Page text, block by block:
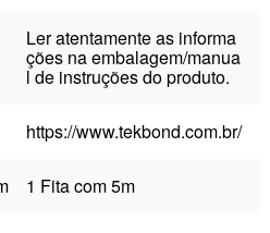
Ler atentamente as informa
ções na embalagem/manua
l de instruções do produto.
https://www.tekbond.com.br/
1 Fita com 5m